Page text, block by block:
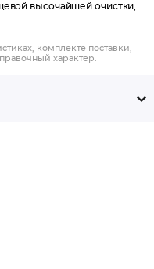
высочайшей очистки,
комплекте поставки,
характер.